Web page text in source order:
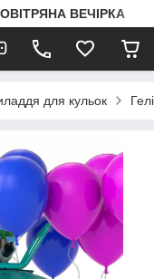
ВЕЧІРКА
для кульок